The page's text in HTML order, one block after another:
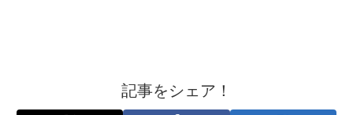
記事をシェア！